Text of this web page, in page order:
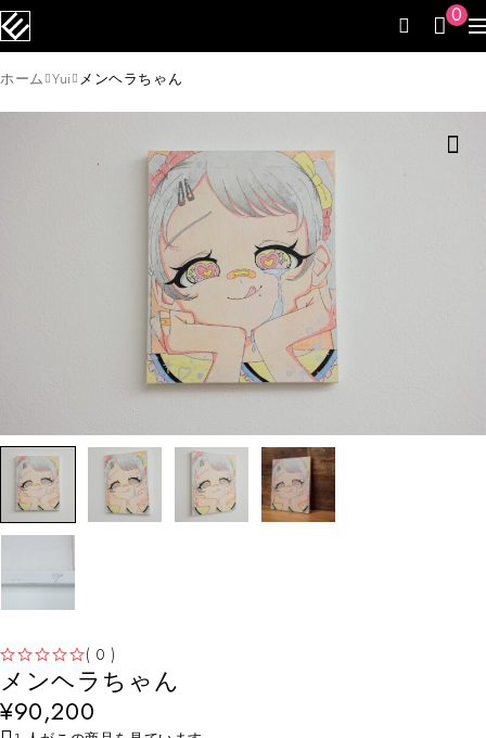
0
ホーム Yui メンヘラちゃん
( 0 )
メンヘラちゃん
¥90,200